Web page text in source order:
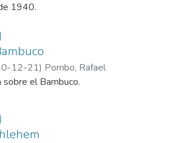
1940.
12-21) Pombo, Rafael
sobre el Bambuco.